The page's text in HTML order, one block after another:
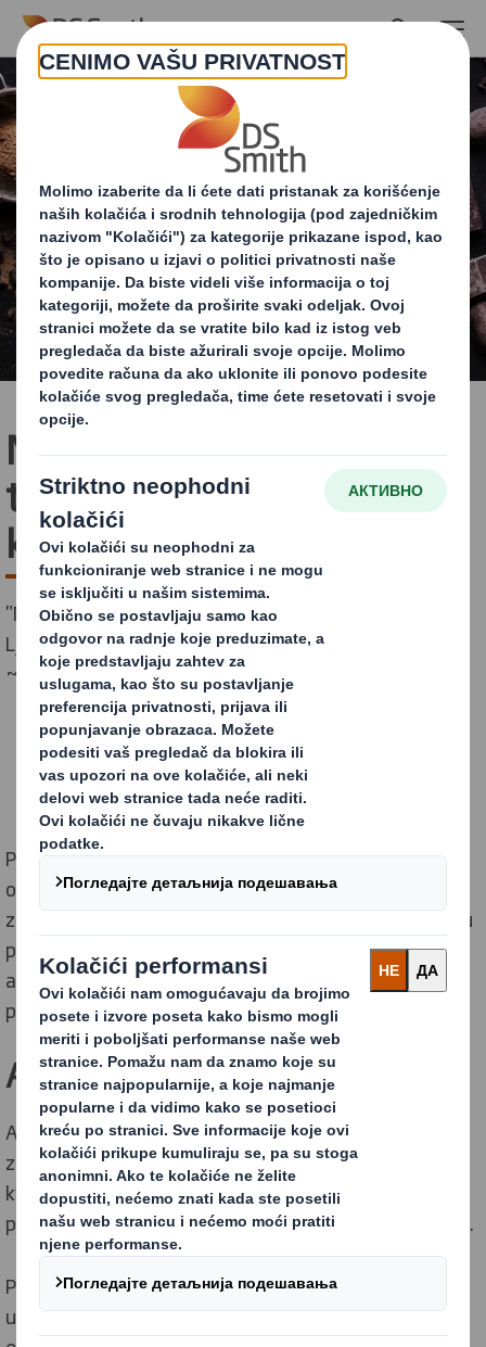
Skip to main content
Neodoljiva slast po izboru:
trendovi u ambalaži za
konditorske proizvode
"Nemojte verovati da je čokolada zamena za ljubav.
Ljubav je zamena za čokoladu.”
~ Miranda Ingram
Prvi utisak je najvažniji. Kao i u međuljudskim
odnosima, element pozitivnog iznenađenja ima
značajnu ulogu u donošenju odluke o kupovini u odnosu
proizvod-potrošač. Važnu ulogu u ovom procesu ima
ambalaža koja je jedan od glavnih faktora koji utiču na
prodaju. Stoga se pobrinite da bude zanimljiva.
Ambalažom do srca potrošača
Ambalaža ima brojne funkcije, od kojih je najvažnija
zaštita proizvoda, osiguravanje njegovog visokog
kvaliteta tokom skladištenja, kao i pravilnog
predstavljanja, u skladu s filozofijom i istorijom brenda.
Prošla su vremena kada je ambalaža služila samo kao
usluga sadržaju proizvoda. Trenutno je ona važan